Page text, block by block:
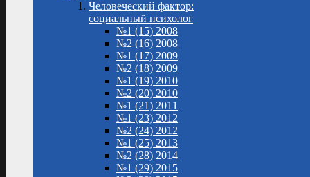
Человеческий фактор:
социальный психолог
№1 (15) 2008
№2 (16) 2008
№1 (17) 2009
№2 (18) 2009
№1 (19) 2010
№2 (20) 2010
№1 (21) 2011
№1 (23) 2012
№2 (24) 2012
№1 (25) 2013
№2 (28) 2014
№1 (29) 2015